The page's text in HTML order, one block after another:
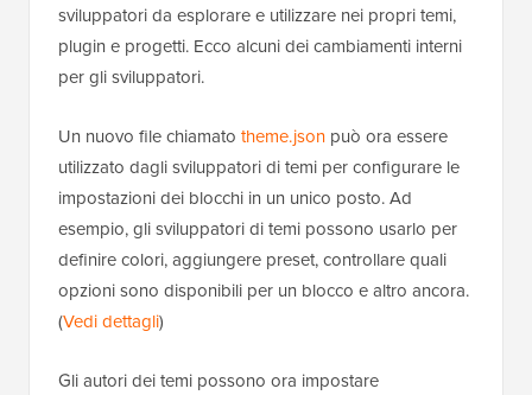
sviluppatori da esplorare e utilizzare nei propri temi,
plugin e progetti. Ecco alcuni dei cambiamenti interni
per gli sviluppatori.
Un nuovo file chiamato theme.json può ora essere
utilizzato dagli sviluppatori di temi per configurare le
impostazioni dei blocchi in un unico posto. Ad
esempio, gli sviluppatori di temi possono usarlo per
definire colori, aggiungere preset, controllare quali
opzioni sono disponibili per un blocco e altro ancora.
(Vedi dettagli)
Gli autori dei temi possono ora impostare